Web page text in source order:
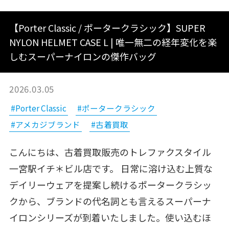
【Porter Classic / ポータークラシック】SUPER
NYLON HELMET CASE L | 唯一無二の経年変化を楽
しむスーパーナイロンの傑作バッグ
2026.03.05
#Porter Classic
#ポータークラシック
#アメカジブランド
#古着買取
こんにちは、古着買取販売のトレファクスタイル
一宮駅イチ＊ビル店です。 日常に溶け込む上質な
デイリーウェアを提案し続けるポータークラシッ
クから、ブランドの代名詞とも言えるスーパーナ
イロンシリーズが到着いたしました。使い込むほ